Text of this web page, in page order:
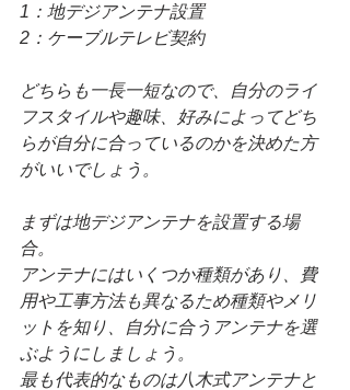
1：地デジアンテナ設置
2：ケーブルテレビ契約
どちらも一長一短なので、自分のライ
フスタイルや趣味、好みによってどち
らが自分に合っているのかを決めた方
がいいでしょう。
まずは地デジアンテナを設置する場
合。
アンテナにはいくつか種類があり、費
用や工事方法も異なるため種類やメリ
ットを知り、自分に合うアンテナを選
ぶようにしましょう。
最も代表的なものは八木式アンテナと